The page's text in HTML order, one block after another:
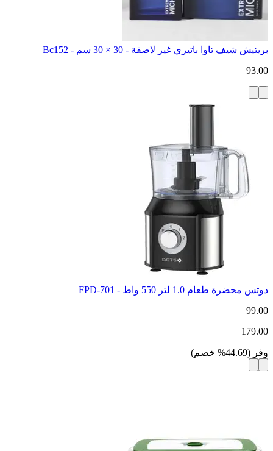
بريتيش شيف تاوا باتيري غير لاصقة - 30 × 30 سم - Bc152
93.00
دوتس محضرة طعام 1.0 لتر 550 واط - FPD-701
99.00
179.00
وفر (
44.69
% خصم)